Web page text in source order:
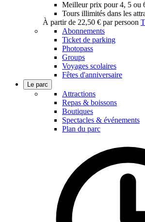
Meilleur prix pour 4, 5 ou
Tours illimités dans les
À partir de 22,50 € par persoon
Abonnements
Ticket de parking
Photopass
Groups
Voyages scolaires
Fêtes d'anniversaire
Le parc
Attractions
Repas & boissons
Boutiques
Spectacles & événements
Plan du parc